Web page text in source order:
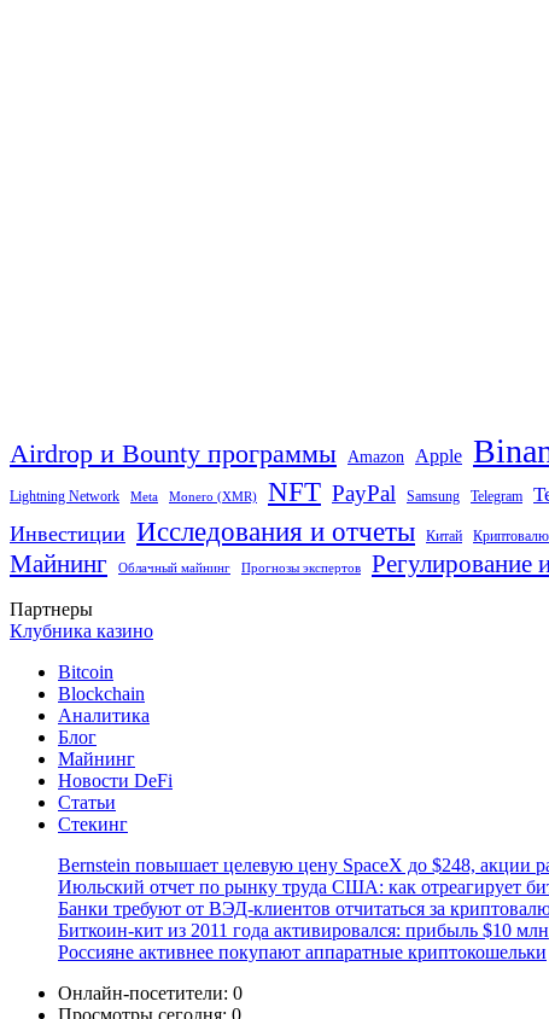
Airdrop и Bounty программы Amazon Apple
Lightning Network Meta Monero (XMR) NFT PayPal Samsung Telegram
Инвестиции Исследования и отчеты Китай
Майнинг Облачный майнинг Прогнозы экспертов Регулирование
Партнеры
Клубника казино
Bitcoin
Blockchain
Аналитика
Блог
Майнинг
Новости DeFi
Статьи
Стекинг
Bernstein повышает целевую цену SpaceX до $248, акции
Июльский отчет по рынку труда США: как отреагирует
Банки требуют от ВЭД-клиентов отчитаться за
Биткоин-кит из 2011 года активировался: прибыль $10 млн
Россияне активнее покупают аппаратные криптокошельки
Онлайн-посетители: 0